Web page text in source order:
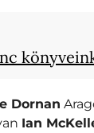
Dornan
Ian